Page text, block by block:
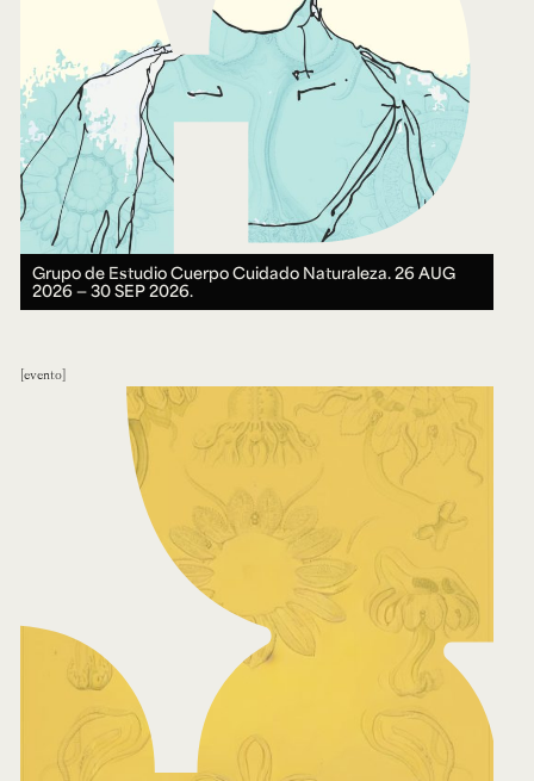
Grupo de Estudio Cuerpo Cuidado Naturaleza.26 AUG
2026 ― 30 SEP 2026.
evento